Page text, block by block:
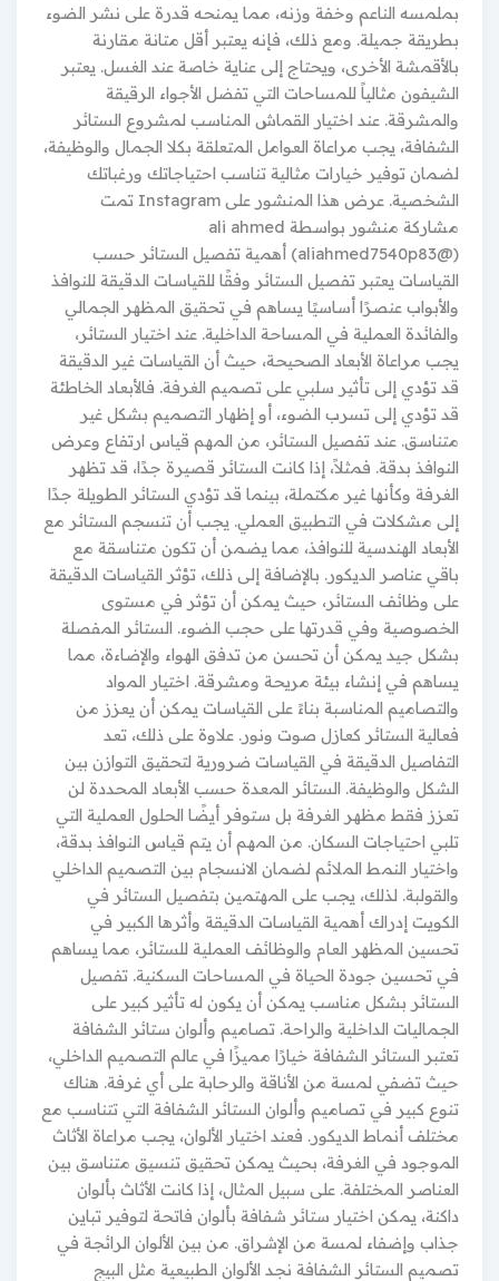
بملمسه الناعم وخفة وزنه، مما يمنحه قدرة على نشر الضوء
بطريقة جميلة. ومع ذلك، فإنه يعتبر أقل متانة مقارنة
بالأقمشة الأخرى، ويحتاج إلى عناية خاصة عند الغسل. يعتبر
الشيفون مثالياً للمساحات التي تفضل الأجواء الرقيقة
والمشرقة. عند اختيار القماش المناسب لمشروع الستائر
الشفافة، يجب مراعاة العوامل المتعلقة بكلا الجمال والوظيفة،
لضمان توفير خيارات مثالية تناسب احتياجاتك ورغباتك
الشخصية. عرض هذا المنشور على Instagram ‏‎تمت
(@‏‎aliahmed7540p83‎‏)‎‏ أهمية تفصيل الستائر حسب
القياسات يعتبر تفصيل الستائر وفقًا للقياسات الدقيقة للنوافذ
والأبواب عنصرًا أساسيًا يساهم في تحقيق المظهر الجمالي
والفائدة العملية في المساحة الداخلية. عند اختيار الستائر،
يجب مراعاة الأبعاد الصحيحة، حيث أن القياسات غير الدقيقة
قد تؤدي إلى تأثير سلبي على تصميم الغرفة. فالأبعاد الخاطئة
قد تؤدي إلى تسرب الضوء، أو إظهار التصميم بشكل غير
متناسق. عند تفصيل الستائر، من المهم قياس ارتفاع وعرض
النوافذ بدقة. فمثلاً، إذا كانت الستائر قصيرة جدًا، قد تظهر
الغرفة وكأنها غير مكتملة، بينما قد تؤدي الستائر الطويلة جدًا
إلى مشكلات في التطبيق العملي. يجب أن تنسجم الستائر مع
الأبعاد الهندسية للنوافذ، مما يضمن أن تكون متناسقة مع
باقي عناصر الديكور. بالإضافة إلى ذلك، تؤثر القياسات الدقيقة
على وظائف الستائر، حيث يمكن أن تؤثر في مستوى
الخصوصية وفي قدرتها على حجب الضوء. الستائر المفصلة
بشكل جيد يمكن أن تحسن من تدفق الهواء والإضاءة، مما
يساهم في إنشاء بيئة مريحة ومشرقة. اختيار المواد
والتصاميم المناسبة بناءً على القياسات يمكن أن يعزز من
فعالية الستائر كعازل صوت ونور. علاوة على ذلك، تعد
التفاصيل الدقيقة في القياسات ضرورية لتحقيق التوازن بين
الشكل والوظيفة. الستائر المعدة حسب الأبعاد المحددة لن
تعزز فقط مظهر الغرفة بل ستوفر أيضًا الحلول العملية التي
تلبي احتياجات السكان. من المهم أن يتم قياس النوافذ بدقة،
واختيار النمط الملائم لضمان الانسجام بين التصميم الداخلي
والقولبة. لذلك، يجب على المهتمين بتفصيل الستائر في
الكويت إدراك أهمية القياسات الدقيقة وأثرها الكبير في
تحسين المظهر العام والوظائف العملية للستائر، مما يساهم
في تحسين جودة الحياة في المساحات السكنية. تفصيل
الستائر بشكل مناسب يمكن أن يكون له تأثير كبير على
الجماليات الداخلية والراحة. تصاميم وألوان ستائر الشفافة
تعتبر الستائر الشفافة خيارًا مميزًا في عالم التصميم الداخلي،
حيث تضفي لمسة من الأناقة والرحابة على أي غرفة. هناك
تنوع كبير في تصاميم وألوان الستائر الشفافة التي تتناسب مع
مختلف أنماط الديكور. فعند اختيار الألوان، يجب مراعاة الأثاث
الموجود في الغرفة، بحيث يمكن تحقيق تنسيق متناسق بين
العناصر المختلفة. على سبيل المثال، إذا كانت الأثاث بألوان
داكنة، يمكن اختيار ستائر شفافة بألوان فاتحة لتوفير تباين
جذاب وإضفاء لمسة من الإشراق. من بين الألوان الرائجة في
تصميم الستائر الشفافة نجد الألوان الطبيعية مثل البيج